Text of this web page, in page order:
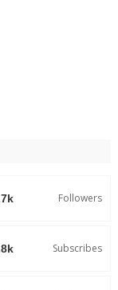
Followers
Subscribes